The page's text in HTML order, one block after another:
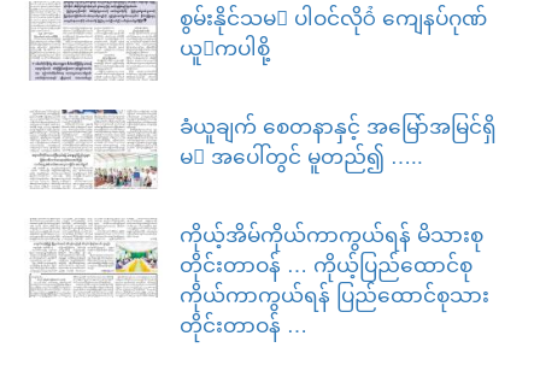
စွမ်းနိုင်သမ ပါဝင်လို ကျေနပ်ဂုဏ်
ယူကပါစို့
ခံယူချက် စေတနာနှင့် အမြော်အမြင်ရှိ
မ အပေါ်တွင် မူတည်၍ …..
ကိုယ့်အိမ်ကိုယ်ကာကွယ်ရန် မိသားစု
တိုင်းတာဝန် … ကိုယ့်ပြည်ထောင်စု
ကိုယ်ကာကွယ်ရန် ပြည်ထောင်စုသား
တိုင်းတာဝန် …